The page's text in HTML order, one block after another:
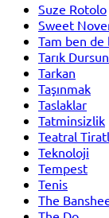
Suze Rotolo
Sweet
Tam ben
Tarık
Tarkan
Taşınmak
Taslaklar
Tatminsizlik
Teatral
Teknoloji
Tempest
Tenis
The